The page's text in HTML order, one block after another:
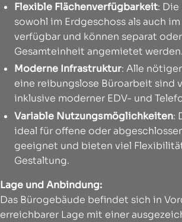
Flexible Flächenverfügbarkeit:
sowohl im Erdgeschoss als auch
verfügbar und können separat
Gesamteinheit angemietet werden.
Moderne Infrastruktur: Alle
eine reibungslose Büroarbeit sind
inklusive moderner EDV- und
Variable Nutzungsmöglichkeiten:
ideal für offene oder
geeignet und bieten viel
Gestaltung.
Lage und Anbindung:
Das Bürogebäude befindet sich in
erreichbarer Lage mit einer